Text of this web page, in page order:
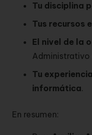
Tu disciplina
Tus recursos
El nivel de la
Administrativo
Tu
informática.
En resumen: